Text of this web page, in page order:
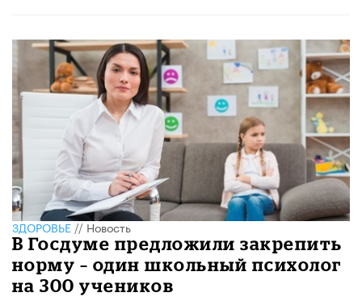
ЗДОРОВЬЕ//Новость
В Госдуме предложили закрепить
норму – один школьный психолог
на 300 учеников